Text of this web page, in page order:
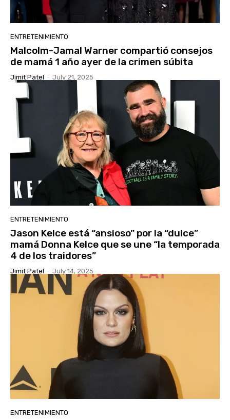
ENTRETENIMIENTO
Malcolm-Jamal Warner compartió consejos
de mamá 1 año ayer de la crimen súbita
Jimit Patel - July 21, 2025
ENTRETENIMIENTO
Jason Kelce está “ansioso” por la “dulce”
mamá Donna Kelce que se une “la temporada
4 de los traidores”
Jimit Patel - July 14, 2025
ENTRETENIMIENTO